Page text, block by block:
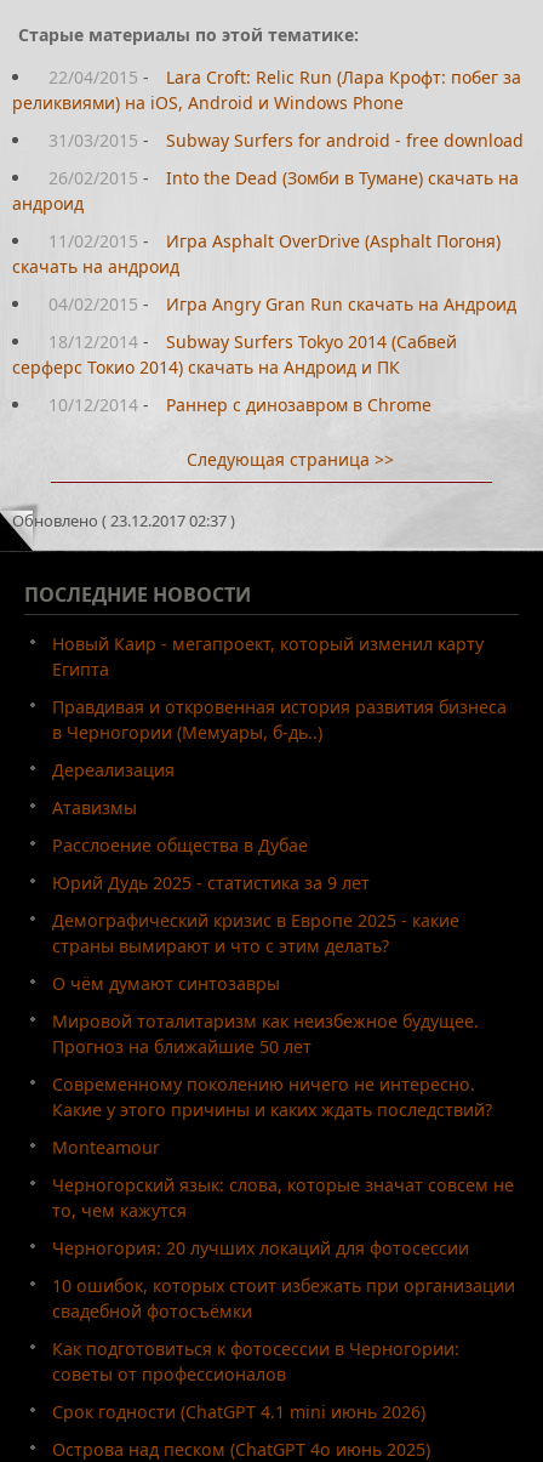
Старые материалы по этой тематике:
22/04/2015 -
Lara Croft: Relic Run (Лара Крофт: побег за
реликвиями) на iOS, Android и Windows Phone
31/03/2015 -
Subway Surfers for android - free download
26/02/2015 -
Into the Dead (Зомби в Тумане) скачать на
андроид
11/02/2015 -
Игра Asphalt OverDrive (Asphalt Погоня)
скачать на андроид
04/02/2015 -
Игра Angry Gran Run скачать на Андроид
18/12/2014 -
Subway Surfers Tokyo 2014 (Сабвей
серферс Токио 2014) скачать на Андроид и ПК
10/12/2014 - Раннер с динозавром в Chrome
Следующая страница >>
Обновлено ( 23.12.2017 02:37 )
ПОСЛЕДНИЕ НОВОСТИ
Новый Каир - мегапроект, который изменил карту
Египта
Правдивая и откровенная история развития бизнеса
в Черногории (Мемуары, б-дь..)
Дереализация
Атавизмы
Расслоение общества в Дубае
Юрий Дудь 2025 - статистика за 9 лет
Демографический кризис в Европе 2025 - какие
страны вымирают и что с этим делать?
О чём думают синтозавры
Мировой тоталитаризм как неизбежное будущее.
Прогноз на ближайшие 50 лет
Современному поколению ничего не интересно.
Какие у этого причины и каких ждать последствий?
Monteamour
Черногорский язык: слова, которые значат совсем не
то, чем кажутся
Черногория: 20 лучших локаций для фотосессии
10 ошибок, которых стоит избежать при организации
свадебной фотосъёмки
Как подготовиться к фотосессии в Черногории:
советы от профессионалов
Срок годности (ChatGPT 4.1 mini июнь 2026)
Острова над песком (ChatGPT 4o июнь 2025)